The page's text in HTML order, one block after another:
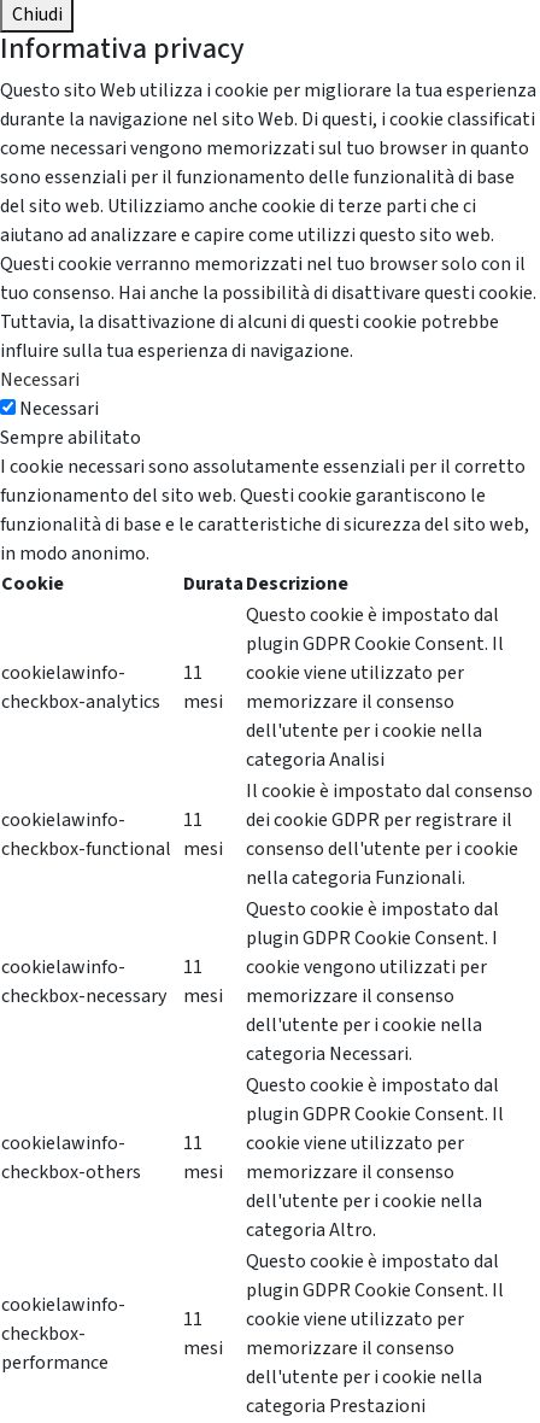
Chiudi
Informativa privacy
Questo sito Web utilizza i cookie per migliorare la tua esperienza
durante la navigazione nel sito Web. Di questi, i cookie classificati
come necessari vengono memorizzati sul tuo browser in quanto
sono essenziali per il funzionamento delle funzionalità di base
del sito web. Utilizziamo anche cookie di terze parti che ci
aiutano ad analizzare e capire come utilizzi questo sito web.
Questi cookie verranno memorizzati nel tuo browser solo con il
tuo consenso. Hai anche la possibilità di disattivare questi cookie.
Tuttavia, la disattivazione di alcuni di questi cookie potrebbe
influire sulla tua esperienza di navigazione.
Necessari
Necessari
Sempre abilitato
I cookie necessari sono assolutamente essenziali per il corretto
funzionamento del sito web. Questi cookie garantiscono le
funzionalità di base e le caratteristiche di sicurezza del sito web,
in modo anonimo.
Cookie
DurataDescrizione
cookielawinfo-
checkbox-analytics
11
mesi
Questo cookie è impostato dal
plugin GDPR Cookie Consent. Il
cookie viene utilizzato per
memorizzare il consenso
dell'utente per i cookie nella
categoria Analisi
cookielawinfo-
checkbox-functional
11
mesi
Il cookie è impostato dal consenso
dei cookie GDPR per registrare il
consenso dell'utente per i cookie
nella categoria Funzionali.
cookielawinfo-
checkbox-necessary
11
mesi
Questo cookie è impostato dal
plugin GDPR Cookie Consent. I
cookie vengono utilizzati per
memorizzare il consenso
dell'utente per i cookie nella
categoria Necessari.
cookielawinfo-
checkbox-others
11
mesi
Questo cookie è impostato dal
plugin GDPR Cookie Consent. Il
cookie viene utilizzato per
memorizzare il consenso
dell'utente per i cookie nella
categoria Altro.
cookielawinfo-
checkbox-
performance
11
mesi
Questo cookie è impostato dal
plugin GDPR Cookie Consent. Il
cookie viene utilizzato per
memorizzare il consenso
dell'utente per i cookie nella
categoria Prestazioni